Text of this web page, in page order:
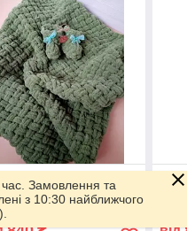
в'язаний
плед дитячий
роботи, м'який в
ліжечко,
Замовлення та
з 10:30 найближчого